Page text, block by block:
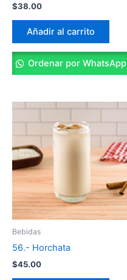
$38.00
Añadir al carrito
Ordenar por WhatsApp
Bebidas
56.- Horchata
$45.00